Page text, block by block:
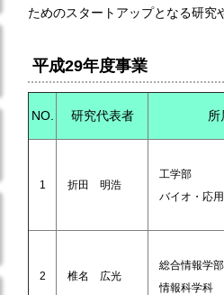
ためのスタートアップとなる研究
平成29年度事業
NO. 研究代表者 所
1 折田 明浩
工学部
バイオ・応
2 椎名 広光
総合情報学部
情報科学科